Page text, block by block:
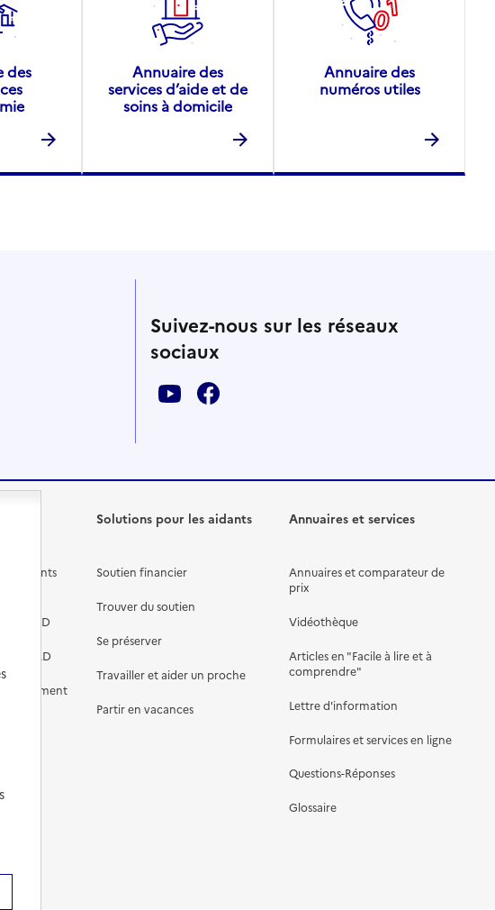
des
Annuaire des
services d’aide et de
soins à domicile
Annuaire des
numéros utiles
Suivez-nous sur les réseaux
sociaux
EHPAD
EHPAD
en
Solutions pour les aidants
Soutien financier
Trouver du soutien
Se préserver
Travailler et aider un proche
Partir en vacances
Annuaires et services
Annuaires et comparateur de
prix
Vidéothèque
Articles en "Facile à lire et à
comprendre"
Lettre d'information
Formulaires et services en ligne
Questions-Réponses
Glossaire